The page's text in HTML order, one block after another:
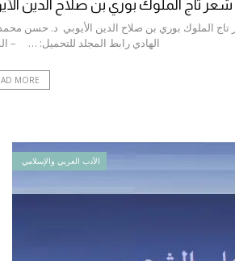
تاج الملوك بوري بن صلاح الدين
الملوك بوري بن صلاح الدين الأيوبي د. حسن
الهادي رابط المجلد للتحميل: … –
MORE
الأدب العربي والإسلامي